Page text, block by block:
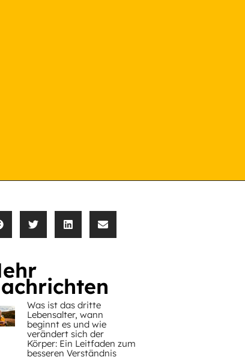
Was ist das dritte
Lebensalter, wann
beginnt es und wie
verändert sich der
Körper: Ein Leitfaden zum
besseren Verständnis